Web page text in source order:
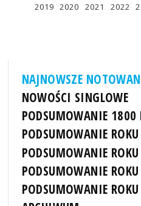
2019 2020 2021 2022
NAJNOWSZE
NOWOŚCI SINGLOWE
PODSUMOWANIE 1800
PODSUMOWANIE
PODSUMOWANIE
PODSUMOWANIE
PODSUMOWANIE